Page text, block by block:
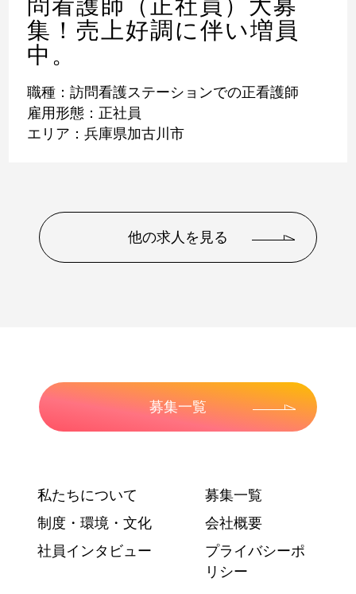
問看護師（正社員）大募
集！売上好調に伴い増員
中。
職種：訪問看護ステーションでの正看護師
雇用形態：正社員
エリア：兵庫県加古川市
他の求人を見る
募集一覧
私たちについて
制度・環境・文化
社員インタビュー
募集一覧
会社概要
プライバシーポ
リシー